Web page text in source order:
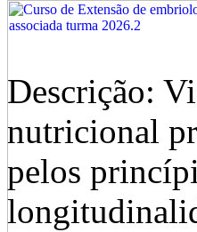
Descrição:
nutricional
pelos